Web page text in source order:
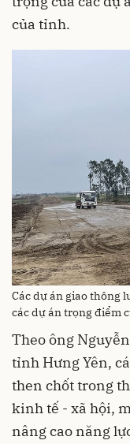
của tỉnh.
Các dự án giao thông
các dự án trọng điểm
Theo ông
tỉnh Hưng Yên,
then chốt trong
kinh tế - xã hội,
nâng cao năng